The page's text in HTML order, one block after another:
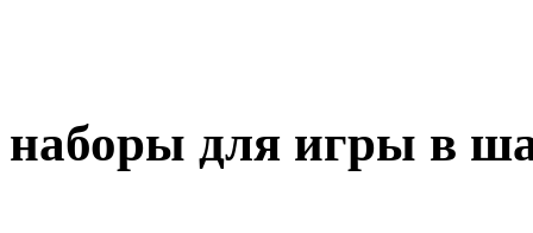
наборы для игры в